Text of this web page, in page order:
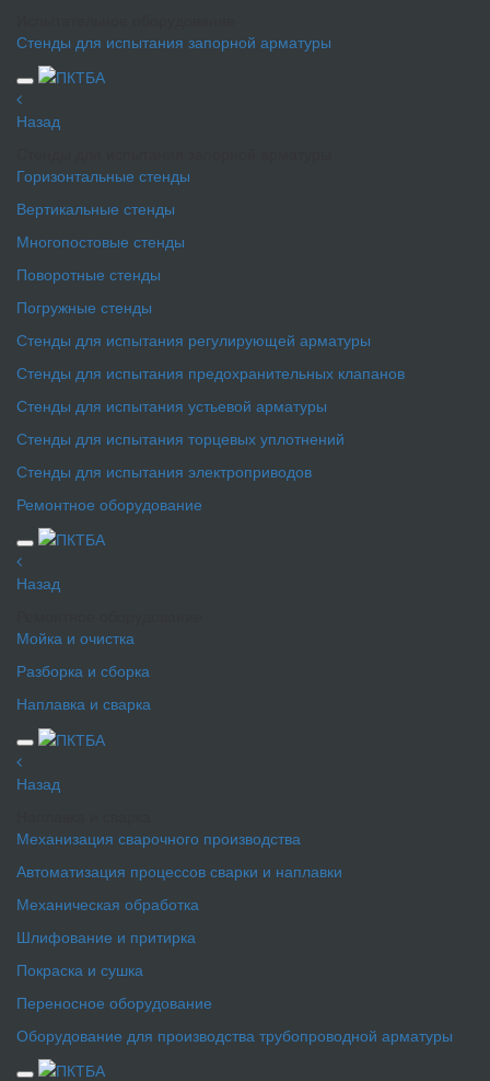
Стенды для испытания запорной арматуры
Назад
Горизонтальные стенды
Вертикальные стенды
Многопостовые стенды
Поворотные стенды
Погружные стенды
Стенды для испытания регулирующей арматуры
Стенды для испытания предохранительных клапанов
Стенды для испытания устьевой арматуры
Стенды для испытания торцевых уплотнений
Стенды для испытания электроприводов
Ремонтное оборудование
Назад
Мойка и очистка
Разборка и сборка
Наплавка и сварка
Назад
Механизация сварочного производства
Автоматизация процессов сварки и наплавки
Механическая обработка
Шлифование и притирка
Покраска и сушка
Переносное оборудование
Оборудование для производства трубопроводной арматуры